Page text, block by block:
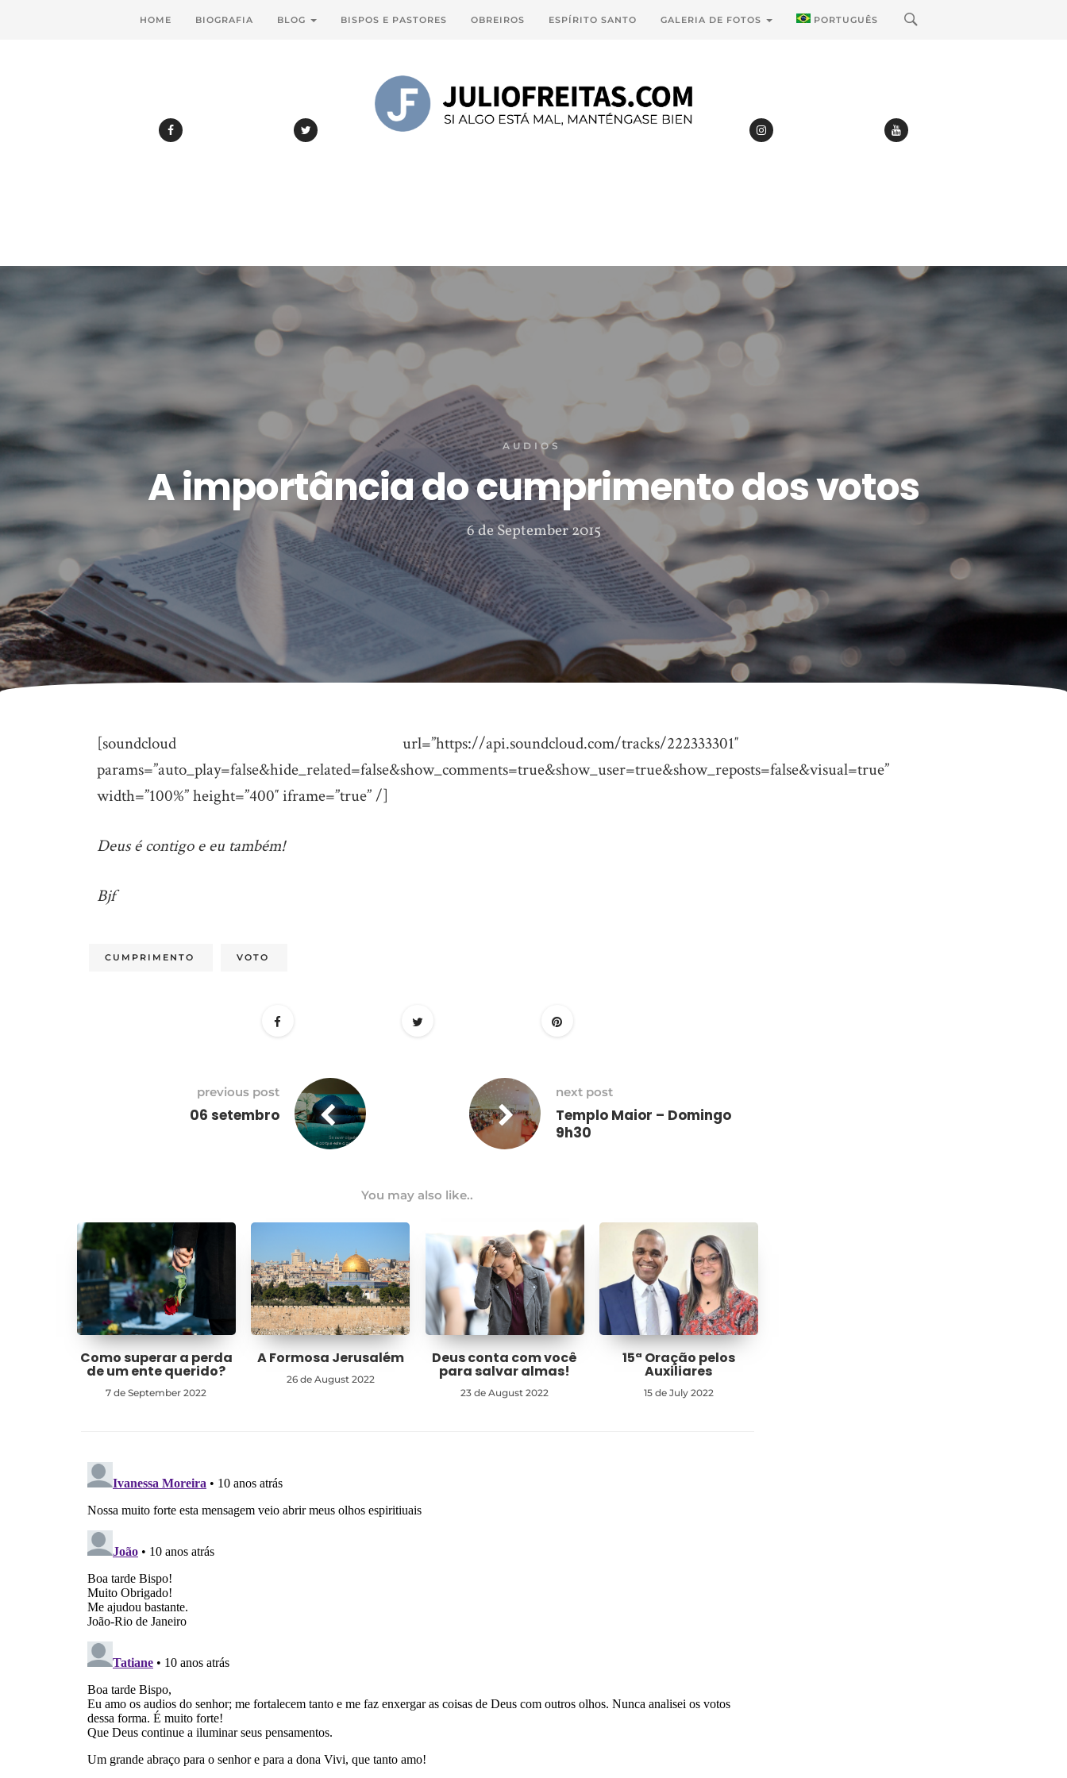
HOME BIOGRAFIA BLOG BISPOS E PASTORES OBREIROS ESPÍRITO SANTO GALERIA DE FOTOS PORTUGUÊS
AUDIOS
A importância do cumprimento dos votos
6 de September 2015
[soundcloud url=”https://api.soundcloud.com/tracks/222333301″
params=”auto_play=false&hide_related=false&show_comments=true&show_user=true&show_reposts=false&visual=true”
width=”100%” height=”400″ iframe=”true” /]
Deus é contigo e eu também!
Bjf
CUMPRIMENTO VOTO
previous post
06 setembro
next post
Templo Maior – Domingo
9h30
You may also like..
Como superar a perda
de um ente querido?
7 de September 2022
A Formosa Jerusalém
26 de August 2022
Deus conta com você
para salvar almas!
23 de August 2022
15ª Oração pelos
Auxiliares
15 de July 2022